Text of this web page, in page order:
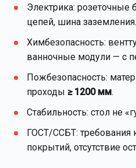
Электрика:
цепей, шина заземления.
Химбезопасность:
ванночные модули — с
Пожбезопасность:
проходы ≥ 1200 мм.
Стабильность: стол не
ГОСТ/ССБТ: требования
покрытий, отсутствие